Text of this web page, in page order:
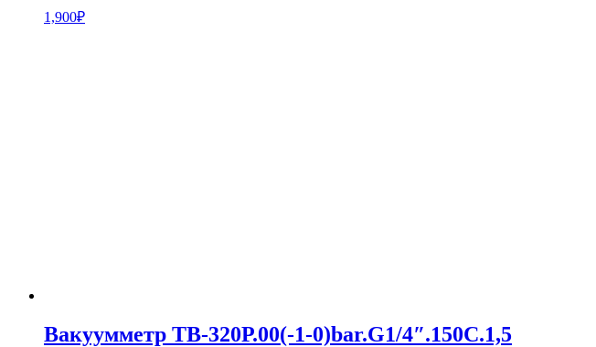
1,900₽
Вакуумметр ТВ-320Р.00(-1-0)bar.G1/4″.150С.1,5